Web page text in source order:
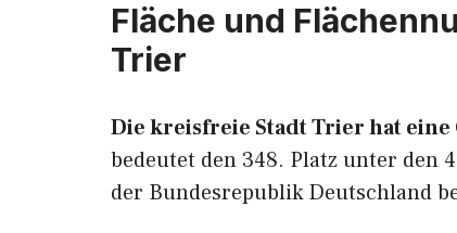
Fläche und
Trier
Die kreisfreie Stadt Trier hat eine
bedeutet den 348. Platz unter den
der Bundesrepublik Deutschland